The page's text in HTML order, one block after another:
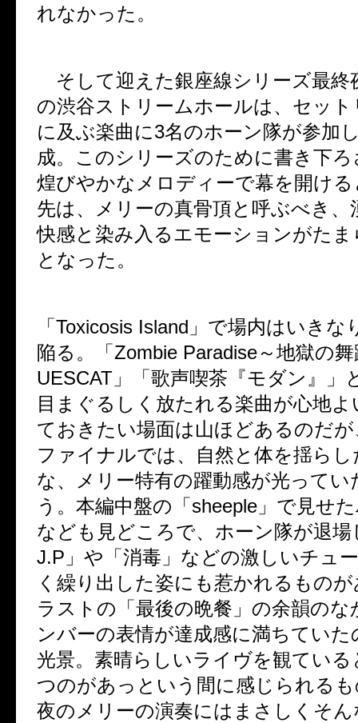
れなかった。
そして迎えた銀座線シリーズ最終
の渋谷ストリームホールは、セッ
に及ぶ楽曲に3名のホーン隊が参加
成。このシリーズのために書き下
煌びやかなメロディーで幕を開け
先は、メリーの真骨頂と呼ぶべき、
快感と染み入るエモーションがた
となった。
「 Toxicosis Island 」で場内はいきな
陥る。「 Zombie Paradise～地獄の
UESCAT 」「歌声喫茶『モダン』」
目まぐるしく放たれる楽曲が心地
ておきたい場面は山ほどあるのだ
ファイナルでは、自然と体を揺ら
な、メリー特有の躍動感が光ってい
う。本編中盤の「 sheeple 」で見せ
なども見どころで、ホーン隊が退場
J.P 」や「消毒」などの激しいチュ
く繰り出した姿にも惹かれるもの
ラストの「最後の晩餐」の余韻のな
ンバーの表情が達成感に満ちてい
光景。素晴らしいライヴを観ている
つのがあっという間に感じられる
夜のメリーの演奏にはまさしくそ